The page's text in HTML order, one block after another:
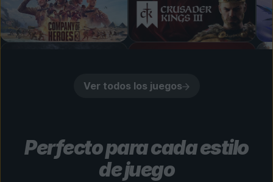
Ver todos los juegos
Perfecto para cada estilo
de juego